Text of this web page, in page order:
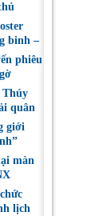
binh –
phiêu
Thúy
quân
giới
màn
lịch